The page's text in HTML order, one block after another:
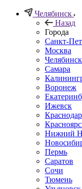
Челябинск
Назад
Города
Санкт-
Москва
Челябинск
Самара
Воронеж
Ижевск
Краснодар
Нижний
Пермь
Саратов
Сочи
Тюмень